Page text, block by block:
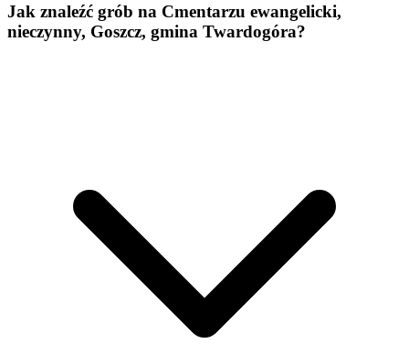
Jak znaleźć grób na Cmentarzu ewangelicki,
nieczynny, Goszcz, gmina Twardogóra?